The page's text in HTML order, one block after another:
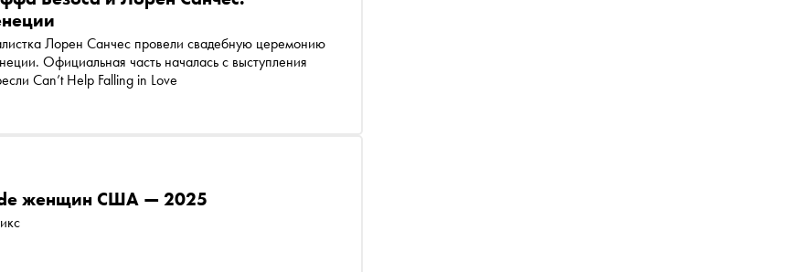
Лорен Санчес провели свадебную церемонию
Официальная часть началась с выступления
Can’t Help Falling in Love
женщин США — 2025